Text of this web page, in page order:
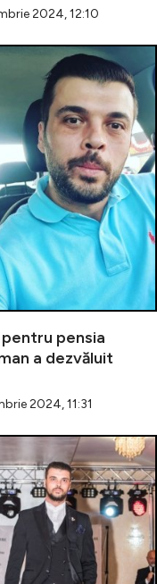
2024, 12:10
pensia
a dezvăluit
2024, 11:31